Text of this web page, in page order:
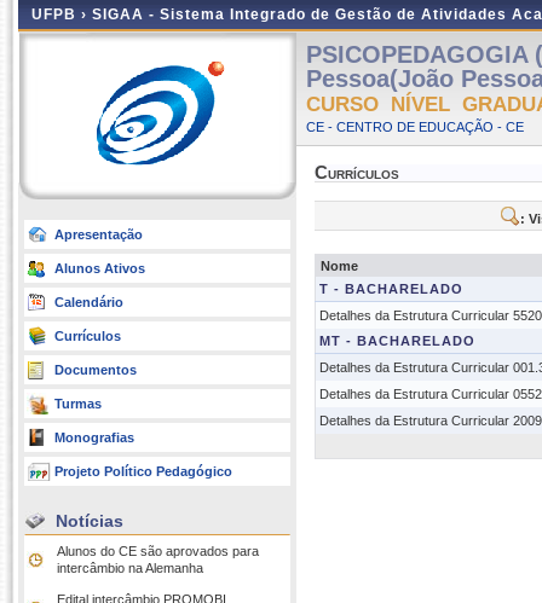
UFPB › SIGAA - Sistema Integrado de Gestão de Atividades
Apresentação
Alunos Ativos
Calendário
Currículos
Documentos
Turmas
Monografias
Projeto Político Pedagógico
Notícias
Alunos do CE são aprovados para
intercâmbio na Alemanha
Edital intercâmbio PROMOBI
PSICOPEDAGOGIA
Pessoa(João
CURSO NÍVEL
CE - CENTRO DE EDUCAÇÃO - CE
Currículos
:
Nome
T - BACHARELADO
Detalhes da Estrutura Curricular
MT - BACHARELADO
Detalhes da Estrutura Curricular
Detalhes da Estrutura Curricular
Detalhes da Estrutura Curricular